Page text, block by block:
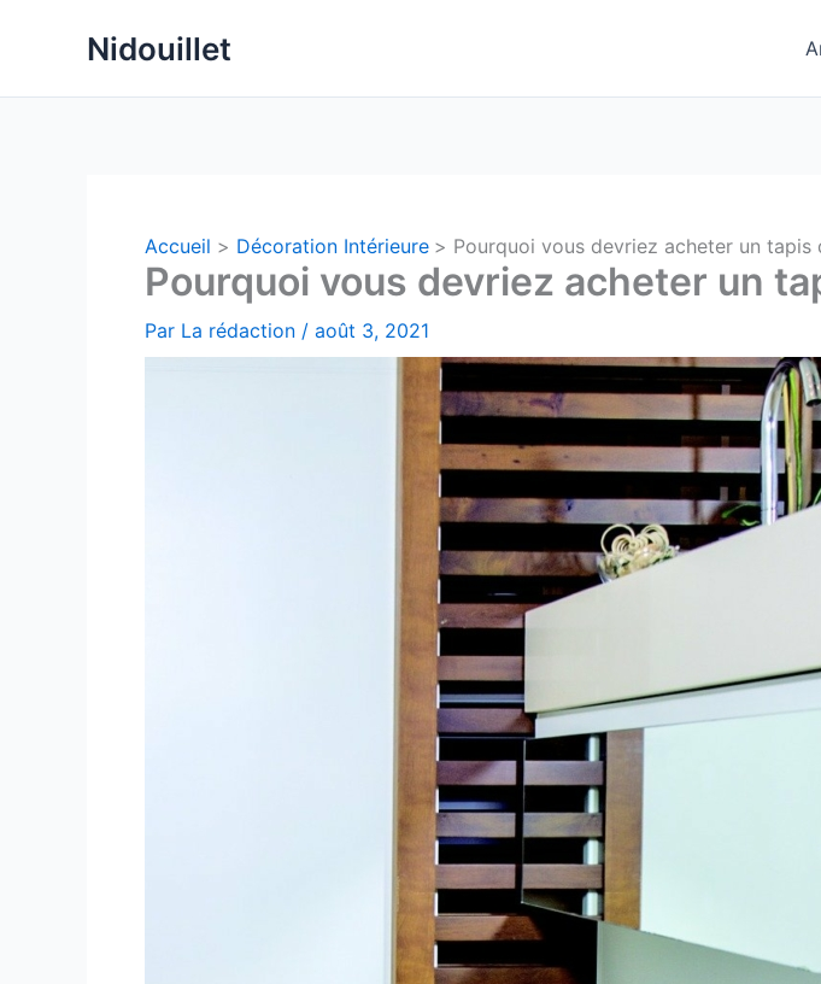
Nidouillet
Accueil Décoration Intérieure Pourquoi vous devriez acheter un tapis
Pourquoi vous devriez acheter un
Par La rédaction / août 3, 2021